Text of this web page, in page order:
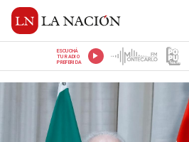
ESCUCHÁ
TU RADIO
PREFERIDA